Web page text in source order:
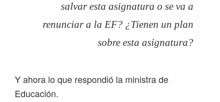
salvar esta asignatura o se va a
renunciar a la EF? ¿Tienen un plan
sobre esta asignatura?
Y ahora lo que respondió la ministra de
Educación.